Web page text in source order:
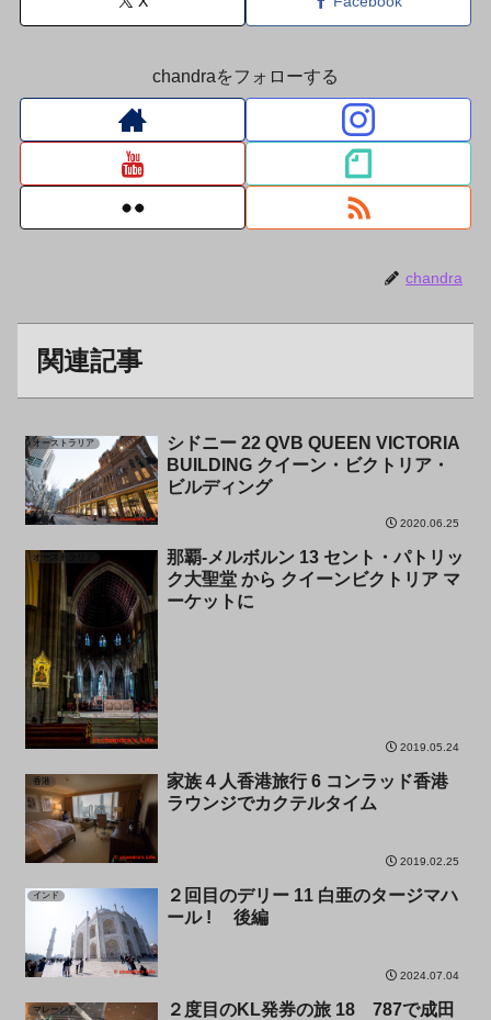
chandraをフォローする
chandra
関連記事
オーストラリア
シドニー 22 QVB QUEEN VICTORIA
BUILDING クイーン・ビクトリア・
ビルディング
2020.06.25
オーストラリア
那覇-メルボルン 13 セント・パトリッ
ク大聖堂 から クイーンビクトリア マ
ーケットに
2019.05.24
香港
家族４人香港旅行 6 コンラッド香港
ラウンジでカクテルタイム
2019.02.25
インド
２回目のデリー 11 白亜のタージマハ
ール ! 後編
2024.07.04
マレーシア
２度目のKL発券の旅 18 787で成田